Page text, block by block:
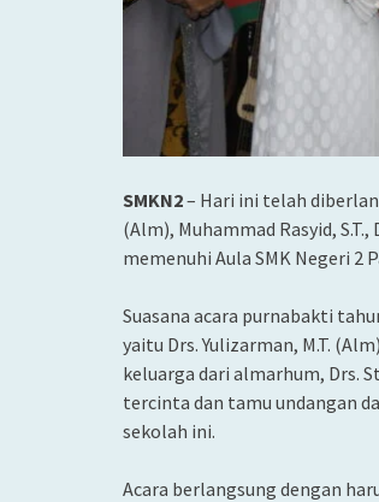
SMKN2– Hari ini telah
(Alm), Muhammad Rasyid,
memenuhi Aula SMK Negeri 2
Suasana acara purnabakti
yaitu Drs. Yulizarman, M.T.
keluarga dari almarhum, Drs.
tercinta dan tamu undangan
sekolah ini.
Acara berlangsung dengan